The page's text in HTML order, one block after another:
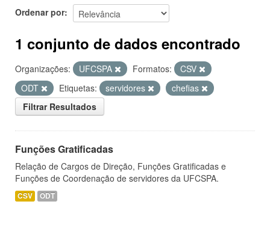
Ordenar por
1 conjunto de dados encontrado
Organizações: UFCSPA Formatos:
CSV
ODT
Etiquetas: servidores
chefias
Filtrar Resultados
Funções Gratificadas
Relação de Cargos de Direção, Funções Gratificadas e
Funções de Coordenação de servidores da UFCSPA.
CSV ODT